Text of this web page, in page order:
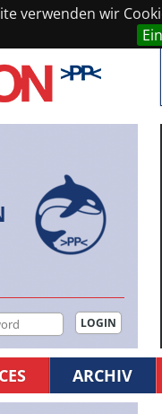
verwenden wir
ARCHIV